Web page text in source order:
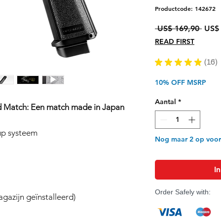
Een match made in Japan
systeem
geïnstalleerd)
Productcode: 142672
US$ 169,90
READ FIRST
★ ★ ★ ★ ★ 16
16
10% OFF MSRP
Aantal *
Nog maar 2 op
Order Safely with: